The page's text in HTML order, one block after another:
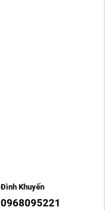
Đình Khuyến
0968095221